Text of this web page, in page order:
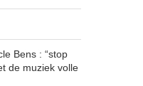
Bens : “stop
de muziek volle